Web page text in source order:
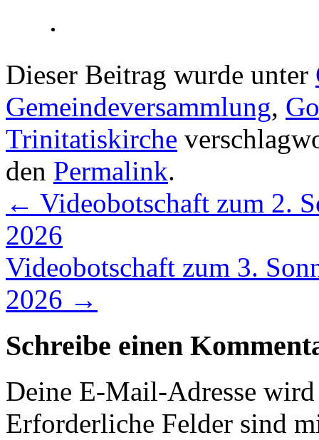
Dieser Beitrag wurde unter
Gemeindeversammlung,
Trinitatiskirche
den Permalink.
← Videobotschaft zum 2.
2026
Videobotschaft zum 3.
2026 →
Schreibe einen
Deine E-Mail-Adresse
Erforderliche Felder sind